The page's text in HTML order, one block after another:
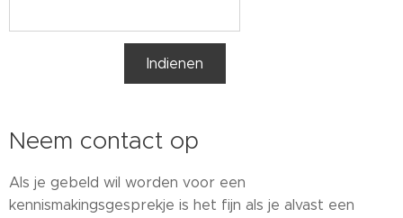
Indienen
Neem contact op
Als je gebeld wil worden voor een
kennismakingsgesprekje is het fijn als je alvast een